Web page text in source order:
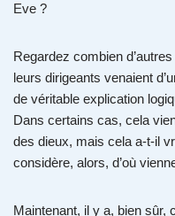
Eve ?
Regardez combien
leurs dirigeants venaient
de véritable explication
Dans certains cas, cela
des dieux, mais cela a-t-il
considère, alors, d’où
Maintenant, il y a, bien sûr,